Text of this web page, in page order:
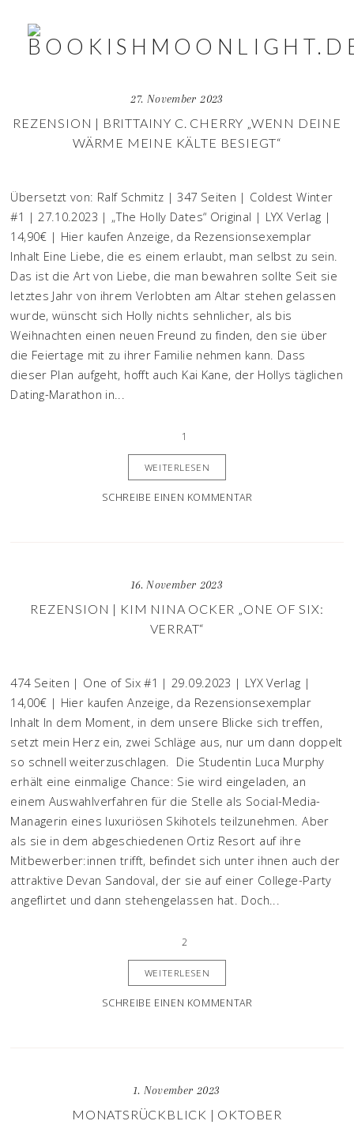
27. November 2023
REZENSION | BRITTAINY C. CHERRY „WENN DEINE
WÄRME MEINE KÄLTE BESIEGT“
Übersetzt von: Ralf Schmitz | 347 Seiten | Coldest Winter
#1 | 27.10.2023 | „The Holly Dates“ Original | LYX Verlag |
14,90€ | Hier kaufen Anzeige, da Rezensionsexemplar
Inhalt Eine Liebe, die es einem erlaubt, man selbst zu sein.
Das ist die Art von Liebe, die man bewahren sollte Seit sie
letztes Jahr von ihrem Verlobten am Altar stehen gelassen
wurde, wünscht sich Holly nichts sehnlicher, als bis
Weihnachten einen neuen Freund zu finden, den sie über
die Feiertage mit zu ihrer Familie nehmen kann. Dass
dieser Plan aufgeht, hofft auch Kai Kane, der Hollys täglichen
Dating-Marathon in...
1
WEITERLESEN
SCHREIBE EINEN KOMMENTAR
16. November 2023
REZENSION | KIM NINA OCKER „ONE OF SIX:
VERRAT“
474 Seiten | One of Six #1 | 29.09.2023 | LYX Verlag |
14,00€ | Hier kaufen Anzeige, da Rezensionsexemplar
Inhalt In dem Moment, in dem unsere Blicke sich treffen,
setzt mein Herz ein, zwei Schläge aus, nur um dann doppelt
so schnell weiterzuschlagen. Die Studentin Luca Murphy
erhält eine einmalige Chance: Sie wird eingeladen, an
einem Auswahlverfahren für die Stelle als Social-Media-
Managerin eines luxuriösen Skihotels teilzunehmen. Aber
als sie in dem abgeschiedenen Ortiz Resort auf ihre
Mitbewerber:innen trifft, befindet sich unter ihnen auch der
attraktive Devan Sandoval, der sie auf einer College-Party
angeflirtet und dann stehengelassen hat. Doch...
2
WEITERLESEN
SCHREIBE EINEN KOMMENTAR
1. November 2023
MONATSRÜCKBLICK | OKTOBER